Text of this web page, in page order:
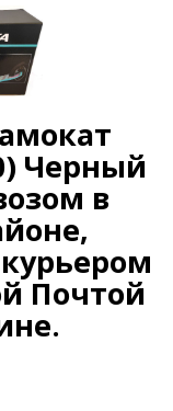
Черный
в
Почтой
.